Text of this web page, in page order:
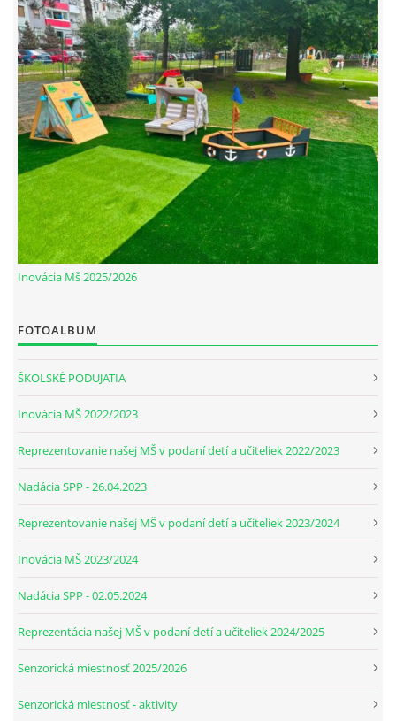
Inovácia Mš 2025/2026
FOTOALBUM
ŠKOLSKÉ PODUJATIA
Inovácia MŠ 2022/2023
Reprezentovanie našej MŠ v podaní detí a učiteliek 2022/2023
Nadácia SPP - 26.04.2023
Reprezentovanie našej MŠ v podaní detí a učiteliek 2023/2024
Inovácia MŠ 2023/2024
Nadácia SPP - 02.05.2024
Reprezentácia našej MŠ v podaní detí a učiteliek 2024/2025
Senzorická miestnosť 2025/2026
Senzorická miestnosť - aktivity